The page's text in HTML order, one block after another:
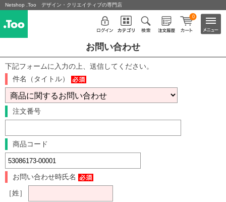
Netshop .Too デザイン・クリエイティブの専門店
0
お問い合わせ
下記フォームに入力の上、送信してください。
件名（タイトル）
注文番号
商品コード
お問い合わせ時氏名
［姓］